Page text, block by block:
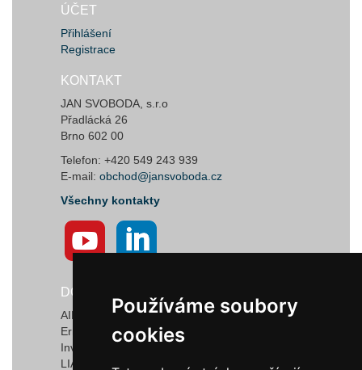
Používáme soubory
cookies
Používáme soubory
cookies
ÚČET
Přihlášení
Registrace
KONTAKT
JAN SVOBODA, s.r.o
Přadlácká 26
Brno 602 00
Telefon: +420 549 243 939
E-mail: obchod@jansvoboda.cz
Všechny kontakty
DODAVATELÉ
AIRTECT Plastic Leak Alarm Systems
Ermanno Balzi S.r.l.
Invotec Solutions Limited
LIAD Weighing and Control Systems Ltd.